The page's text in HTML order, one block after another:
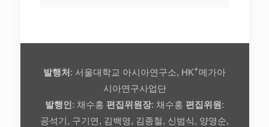
발행처 : 서울대학교 아시아연구소, HK+메가아
시아연구사업단
발행인 : 채수홍 편집위원장: 채수홍 편집위원 :
공석기, 구기연, 김백영, 김종철, 신범식, 양영순,